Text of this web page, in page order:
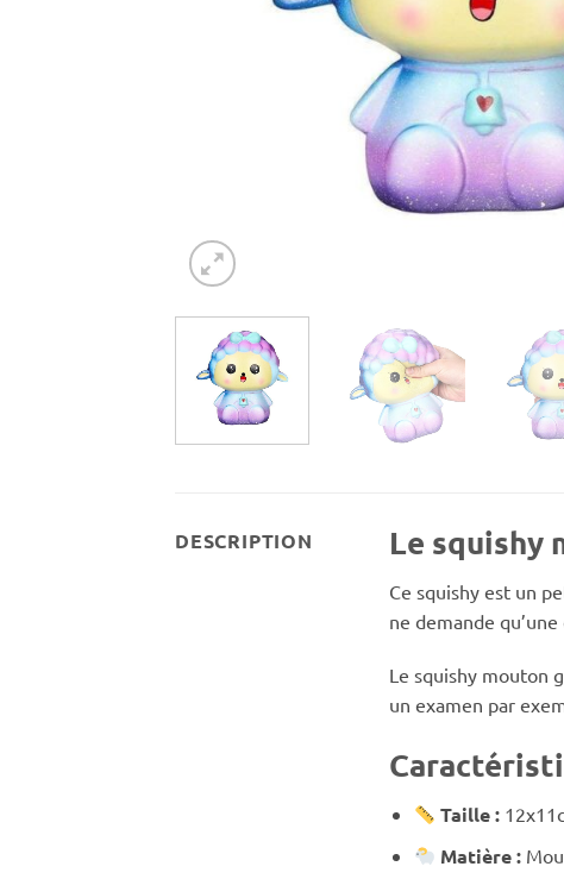
DESCRIPTION Le squishy
Ce squishy est un
ne demande
Le squishy mouton
un examen par
Taille :
Matière :